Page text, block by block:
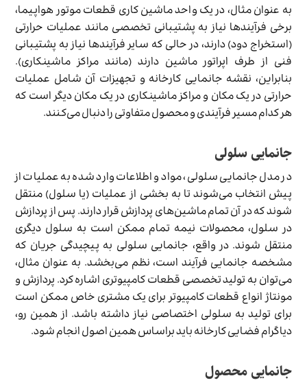
به عنوان مثال، در یک واحد ماشین کاری قطعات موتور هواپیما،
برخی فرآیندها نیاز به پشتیبانی تخصصی مانند عملیات حرارتی
(استخراج دود) دارند، در حالی که سایر فرآیندها نیاز به پشتیبانی
فنی از طرف اپراتور ماشین دارند (مانند مراکز ماشینکاری).
بنابراین، نقشه جانمایی کارخانه و تجهیزات آن شامل عملیات
حرارتی در یک مکان و مراکز ماشینکاری در یک مکان دیگر است که
هر کدام مسیر فرآیندی و محصول متفاوتی را دنبال می‌کنند.
جانمایی سلولی
در مدل جانمایی سلولی، مواد و اطلاعات وارد شده به عملیات از
پیش انتخاب می‌شوند تا به بخشی از عملیات (یا سلول) منتقل
شوند که در آن تمام ماشین‌های پردازش قرار دارند. پس از پردازش
در سلول، محصولات نیمه تمام ممکن است به سلول دیگری
منتقل شوند. در واقع، جانمایی سلولی به پیچیدگی جریان که
مشخصه جانمایی فرآیند است، نظم می‌بخشد. به عنوان مثال،
می‌توان به تولید تخصصی قطعات کامپیوتری اشاره کرد. پردازش و
مونتاژ انواع قطعات کامپیوتر برای یک مشتری خاص ممکن است
برای تولید به سلولی اختصاصی نیاز داشته باشد. از همین رو،
دیاگرام فضایی کارخانه باید براساس همین اصول انجام شود.
جانمایی محصول